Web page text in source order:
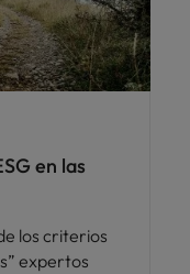
en las
los criterios
expertos